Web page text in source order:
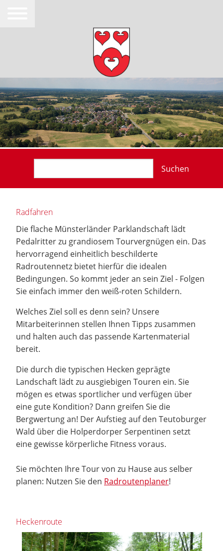
Suchen
Radfahren
Die flache Münsterländer Parklandschaft lädt
Pedalritter zu grandiosem Tourvergnügen ein. Das
hervorragend einheitlich beschilderte
Radroutennetz bietet hierfür die idealen
Bedingungen. So kommt jeder an sein Ziel - Folgen
Sie einfach immer den weiß-roten Schildern.
Welches Ziel soll es denn sein? Unsere
Mitarbeiterinnen stellen Ihnen Tipps zusammen
und halten auch das passende Kartenmaterial
bereit.
Die durch die typischen Hecken geprägte
Landschaft lädt zu ausgiebigen Touren ein. Sie
mögen es etwas sportlicher und verfügen über
eine gute Kondition? Dann greifen Sie die
Bergwertung an! Der Aufstieg auf den Teutoburger
Wald über die Holperdorper Serpentinen setzt
eine gewisse körperliche Fitness voraus.
Sie möchten Ihre Tour von zu Hause aus selber
planen: Nutzen Sie den Radroutenplaner!
Heckenroute